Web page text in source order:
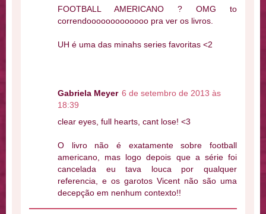
FOOTBALL AMERICANO ? OMG to
correndooooooooooooo pra ver os livros.
UH é uma das minahs series favoritas <2
Gabriela Meyer 6 de setembro de 2013 às
18:39
clear eyes, full hearts, cant lose! <3
O livro não é exatamente sobre football
americano, mas logo depois que a série foi
cancelada eu tava louca por qualquer
referencia, e os garotos Vicent não são uma
decepção em nenhum contexto!!